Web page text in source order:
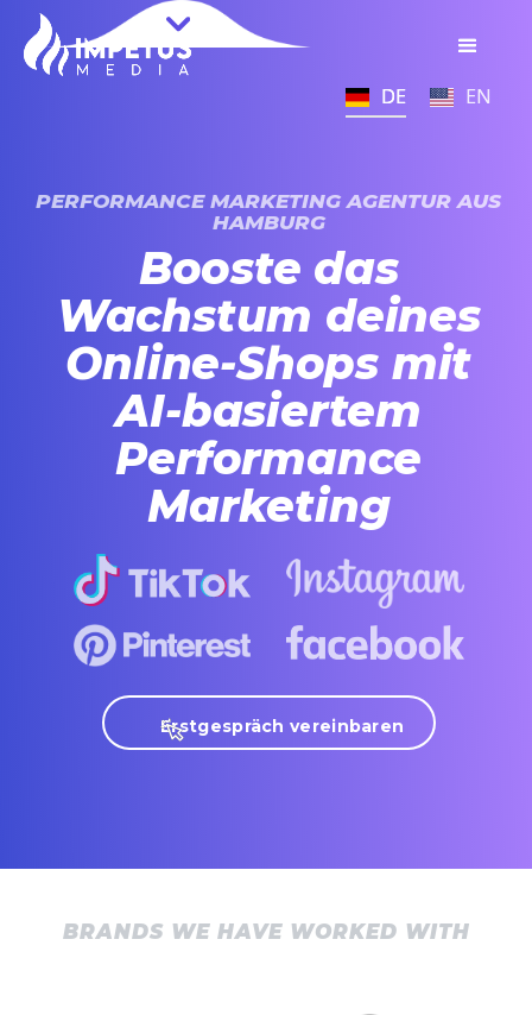
DE EN
DE EN
DE EN
PERFORMANCE MARKETING AGENTUR AUS
HAMBURG
Booste das
Wachstum deines
Online-Shops mit
AI-basiertem
Performance
Marketing
Erstgespräch vereinbaren
BRANDS WE HAVE WORKED WITH